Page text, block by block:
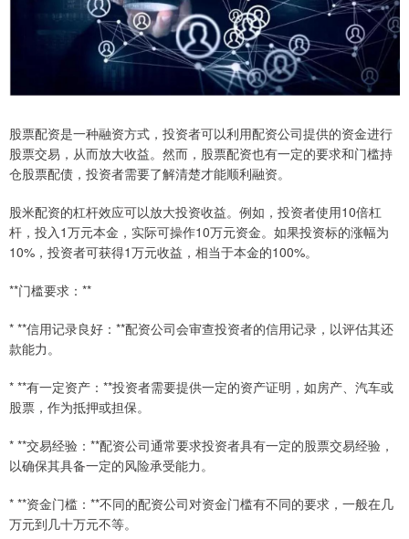
股票配资是一种融资方式，投资者可以利用配资公司提供的资金进行
股票交易，从而放大收益。然而，股票配资也有一定的要求和门槛持
仓股票配债，投资者需要了解清楚才能顺利融资。
股米配资的杠杆效应可以放大投资收益。例如，投资者使用10倍杠
杆，投入1万元本金，实际可操作10万元资金。如果投资标的涨幅为
10%，投资者可获得1万元收益，相当于本金的100%。
**门槛要求：**
* **信用记录良好：**配资公司会审查投资者的信用记录，以评估其还
款能力。
* **有一定资产：**投资者需要提供一定的资产证明，如房产、汽车或
股票，作为抵押或担保。
* **交易经验：**配资公司通常要求投资者具有一定的股票交易经验，
以确保其具备一定的风险承受能力。
* **资金门槛：**不同的配资公司对资金门槛有不同的要求，一般在几
万元到几十万元不等。